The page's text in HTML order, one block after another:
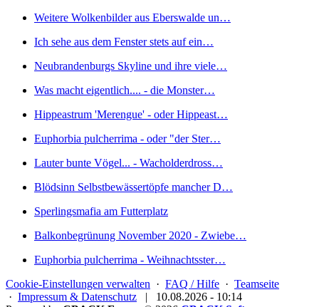
Weitere Wolkenbilder aus Eberswalde un…
Ich sehe aus dem Fenster stets auf ein…
Neubrandenburgs Skyline und ihre viele…
Was macht eigentlich.... - die Monster…
Hippeastrum 'Merengue' - oder Hippeast…
Euphorbia pulcherrima - oder "der Ster…
Lauter bunte Vögel... - Wacholderdross…
Blödsinn Selbstbewässertöpfe mancher D…
Sperlingsmafia am Futterplatz
Balkonbegrünung November 2020 - Zwiebe…
Euphorbia pulcherrima - Weihnachtsster…
Cookie-Einstellungen verwalten · FAQ / Hilfe · Teamseite
· Impressum & Datenschutz |
10.08.2026 - 10:14